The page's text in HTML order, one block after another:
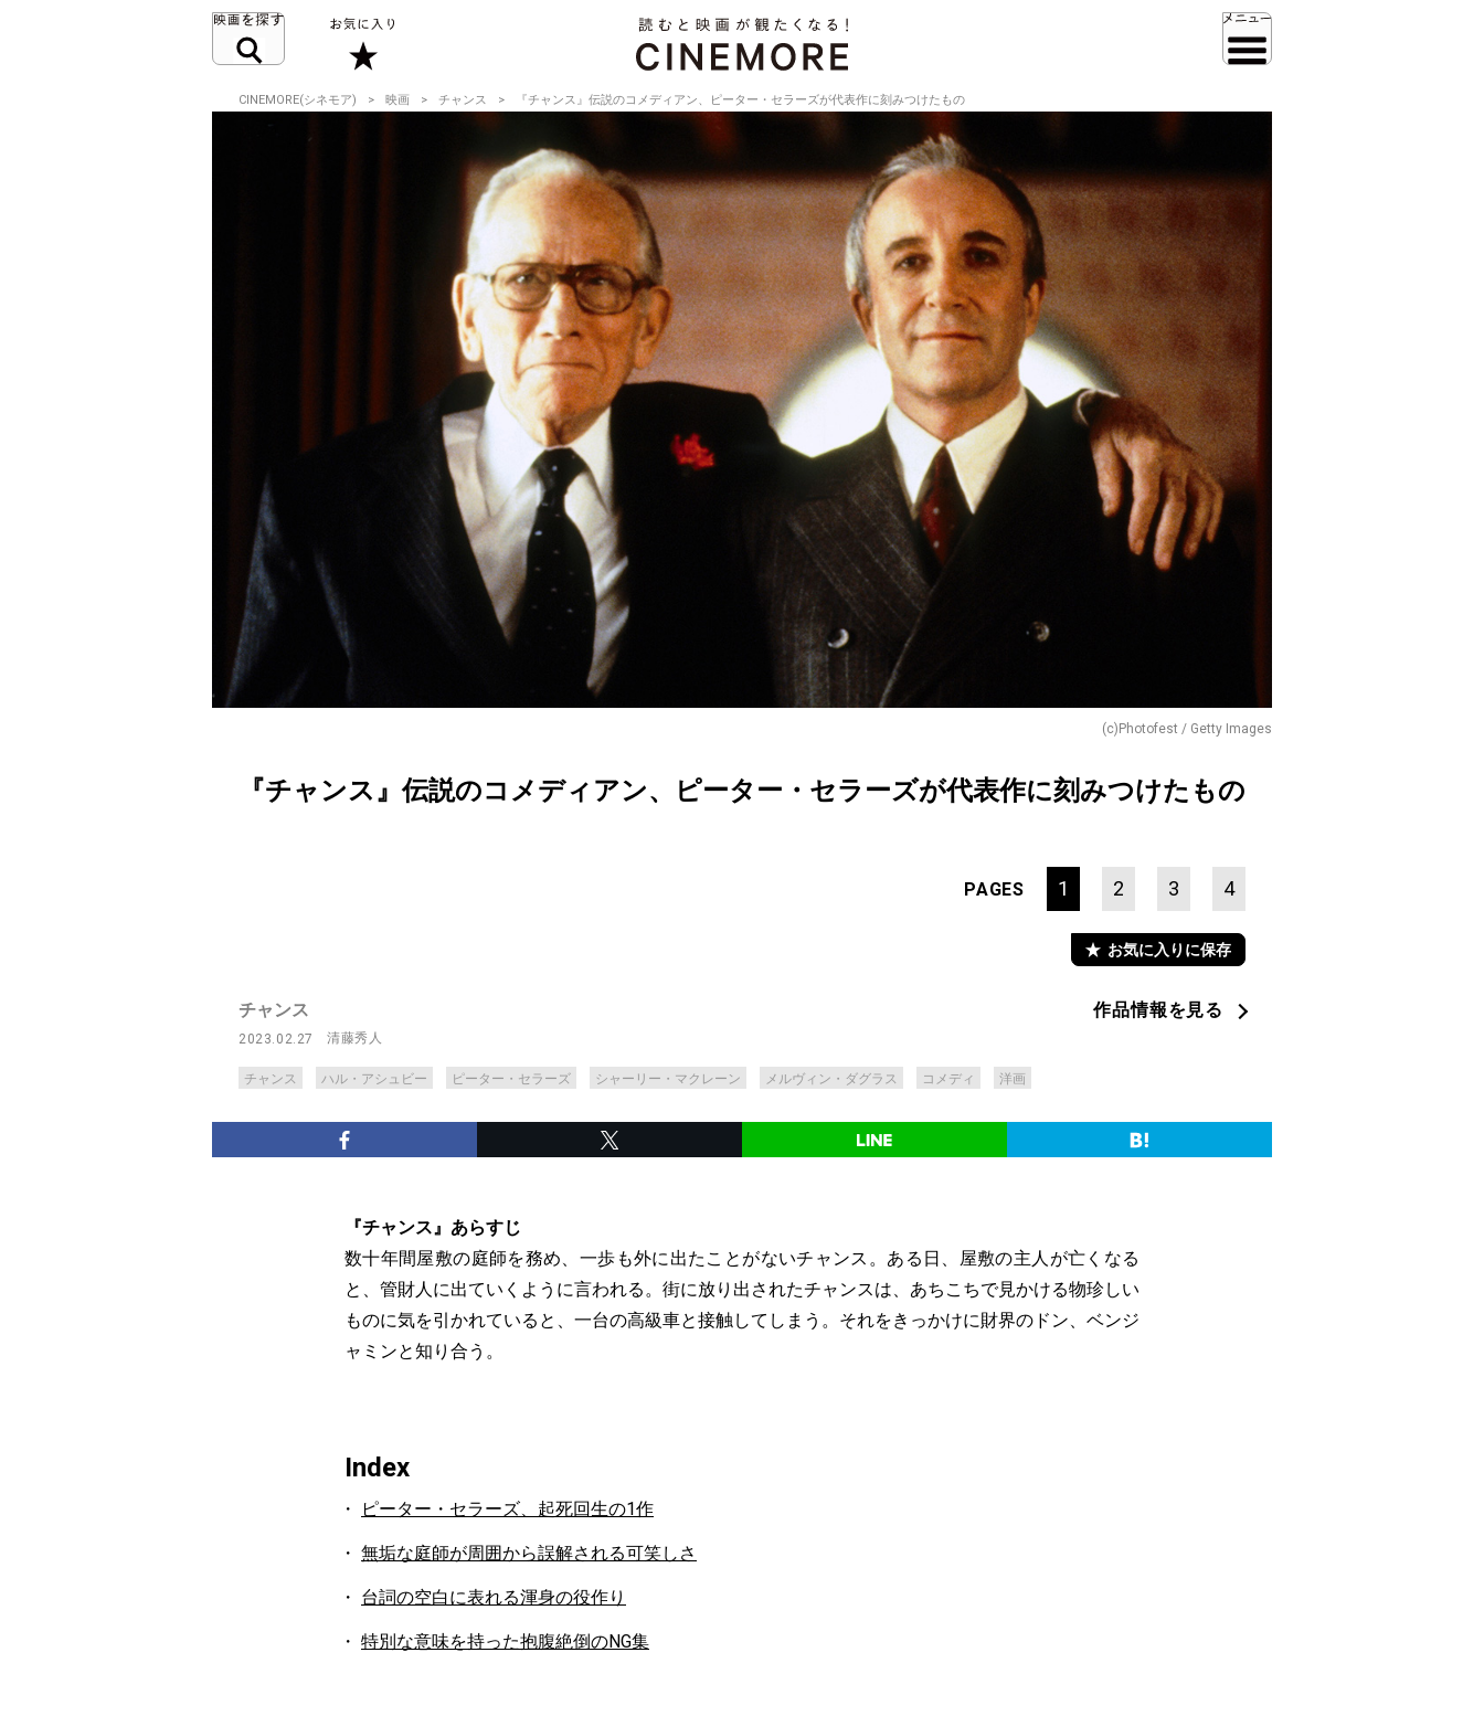
CINEMORE(シネモア) 映画 チャンス 『チャンス』伝説のコメディアン、ピーター・セラーズが代表作に刻みつけたもの
(c)Photofest / Getty Images
『チャンス』伝説のコメディアン、ピーター・セラーズが代表作に刻みつけたもの
PAGES 1 2 3 4
お気に入りに保存
チャンス
2023.02.27 清藤秀人
チャンス ハル・アシュビー ピーター・セラーズ シャーリー・マクレーン メルヴィン・ダグラス コメディ 洋画
作品情報を見る
『チャンス』あらすじ
数十年間屋敷の庭師を務め、一歩も外に出たことがないチャンス。ある日、屋敷の主人が亡くなる
と、管財人に出ていくように言われる。街に放り出されたチャンスは、あちこちで見かける物珍しい
ものに気を引かれていると、一台の高級車と接触してしまう。それをきっかけに財界のドン、ベンジ
ャミンと知り合う。
Index
ピーター・セラーズ、起死回生の1作
無垢な庭師が周囲から誤解される可笑しさ
台詞の空白に表れる渾身の役作り
特別な意味を持った抱腹絶倒のNG集